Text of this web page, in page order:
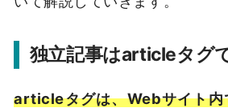
独立記事はarticleタグ
articleタグは、Webサイト内